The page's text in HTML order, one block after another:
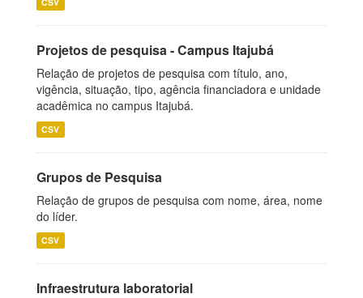
Projetos de pesquisa - Campus Itajubá
Relação de projetos de pesquisa com título, ano,
vigência, situação, tipo, agência financiadora e unidade
acadêmica no campus Itajubá.
CSV
Grupos de Pesquisa
Relação de grupos de pesquisa com nome, área, nome
do líder.
CSV
Infraestrutura laboratorial